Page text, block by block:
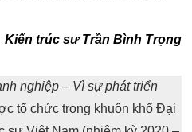
Kiến trúc sư Trần Bình Trọng
nghiệp – Vì sự phát triển
tổ chức trong khuôn khổ Đại